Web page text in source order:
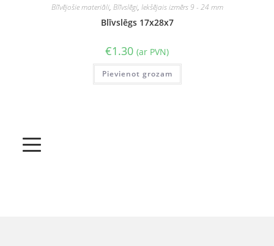
Blīvējošie materiāli, Blīvslēgi, Iekšējais izmērs 9 - 24 mm
Blīvslēgs 17x28x7
€1.30 (ar PVN)
Pievienot grozam